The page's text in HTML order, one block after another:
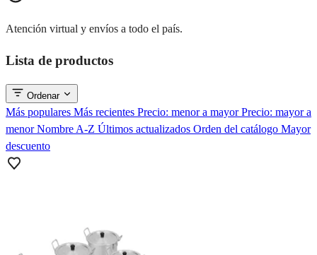
Atención virtual y envíos a todo el país.
Lista de productos
Ordenar
Más populares Más recientes Precio: menor a mayorPrecio: mayor a
menorNombre A-Z Últimos actualizados Orden del catálogo Mayor
descuento